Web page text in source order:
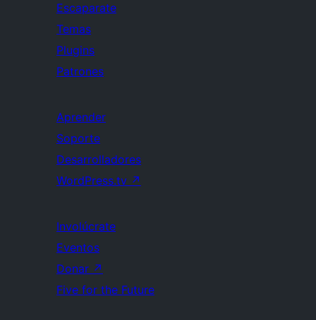
Escaparate
Temas
Plugins
Patrones
Aprender
Soporte
Desarrolladores
WordPress.tv ↗
Involúcrate
Eventos
Donar ↗
Five for the Future